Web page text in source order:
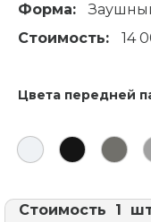
Форма:
Стоимость:
14
Цвета передней
Стоимость 1